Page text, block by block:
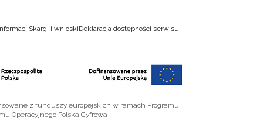
Skargi i wnioskiDeklaracja dostępności serwisu
z funduszy europejskich w ramach Programu
Operacyjnego Polska Cyfrowa